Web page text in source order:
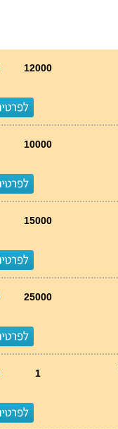
12000
10000
15000
25000
1